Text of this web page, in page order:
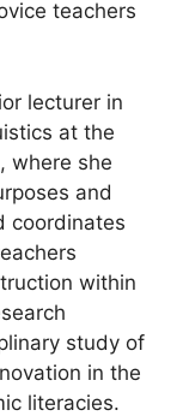
teachers
lecturer in
at the
, where she
and
coordinates
within
study of
in the
literacies.